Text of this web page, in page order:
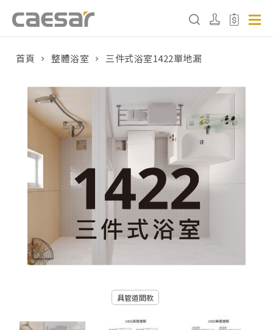
產品分類
請選擇產品
販賣中商品 已下架商品
首頁 整體浴室 三件式浴室1422單地漏
具管道間款